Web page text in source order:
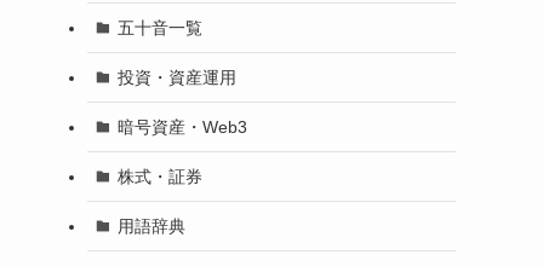
五十音一覧
投資・資産運用
暗号資産・Web3
株式・証券
用語辞典